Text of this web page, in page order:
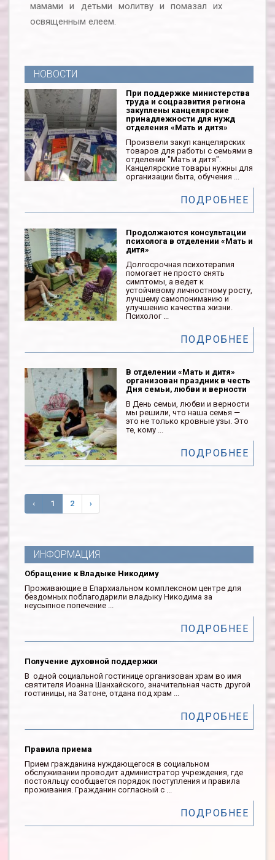
мамами и детьми молитву и помазал их
освященным елеем.
НОВОСТИ
При поддержке министерства
труда и соцразвития региона
закуплены канцелярские
принадлежности для нужд
отделения «Мать и дитя»
Произвели закуп канцелярских
товаров для работы с семьями в
отделении "Мать и дитя".
Канцелярские товары нужны для
организации быта, обучения ...
ПОДРОБНЕЕ
Продолжаются консультации
психолога в отделении «Мать и
дитя»
Долгосрочная психотерапия
помогает не просто снять
симптомы, а ведет к
устойчивому личностному росту,
лучшему самопониманию и
улучшению качества жизни.
Психолог ...
ПОДРОБНЕЕ
В отделении «Мать и дитя»
организован праздник в честь
Дня семьи, любви и верности
В День семьи, любви и верности
мы решили, что наша семья —
это не только кровные узы. Это
те, кому ...
ПОДРОБНЕЕ
‹ 1 2 ›
ИНФОРМАЦИЯ
Обращение к Владыке Никодиму
Проживающие в Епархиальном комплексном центре для
бездомных поблагодарили владыку Никодима за
неусыпное попечение ...
ПОДРОБНЕЕ
Получение духовной поддержки
В одной социальной гостинице организован храм во имя
святителя Иоанна Шанхайского, значительная часть другой
гостиницы, на Затоне, отдана под храм ...
ПОДРОБНЕЕ
Правила приема
Прием гражданина нуждающегося в социальном
обслуживании проводит администратор учреждения, где
постояльцу сообщается порядок поступления и правила
проживания. Гражданин согласный с ...
ПОДРОБНЕЕ